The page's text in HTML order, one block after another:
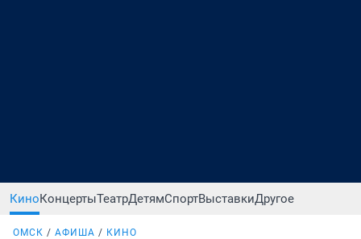
КиноКонцертыТеатрДетямСпортВыставкиДругое
ОМСК АФИША КИНО